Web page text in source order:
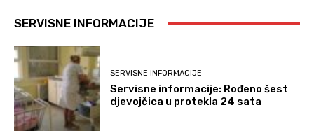
SERVISNE INFORMACIJE
SERVISNE INFORMACIJE
Servisne informacije: Rođeno šest
djevojčica u protekla 24 sata